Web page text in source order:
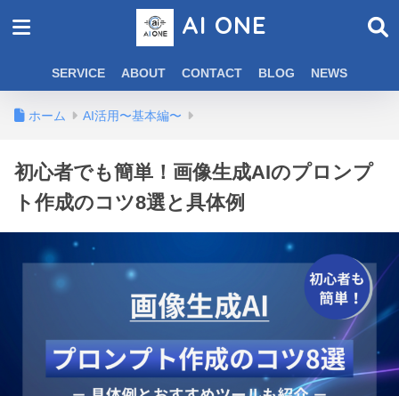
AI ONE
SERVICE ABOUT CONTACT BLOG NEWS
ホーム AI活用〜基本編〜
初心者でも簡単！画像生成AIのプロンプ
ト作成のコツ8選と具体例